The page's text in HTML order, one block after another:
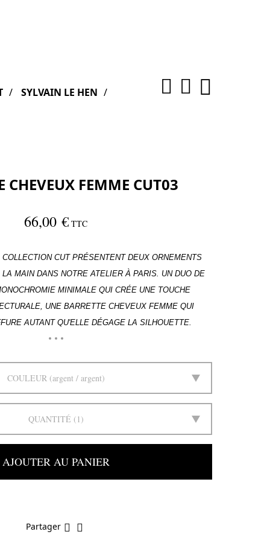
SYLVAIN LE HEN
CHEVEUX FEMME CUT03
66,00 € TTC
CUT PRÉSENTENT DEUX ORNEMENTS
MAIN DANS NOTRE ATELIER À PARIS. UN DUO DE
MINIMALE QUI CRÉE UNE TOUCHE
UNE BARRETTE CHEVEUX FEMME QUI
AUTANT QU'ELLE DÉGAGE LA SILHOUETTE.
COULEUR argent / argent
QUANTITÉ 1
AJOUTER AU PANIER
Partager